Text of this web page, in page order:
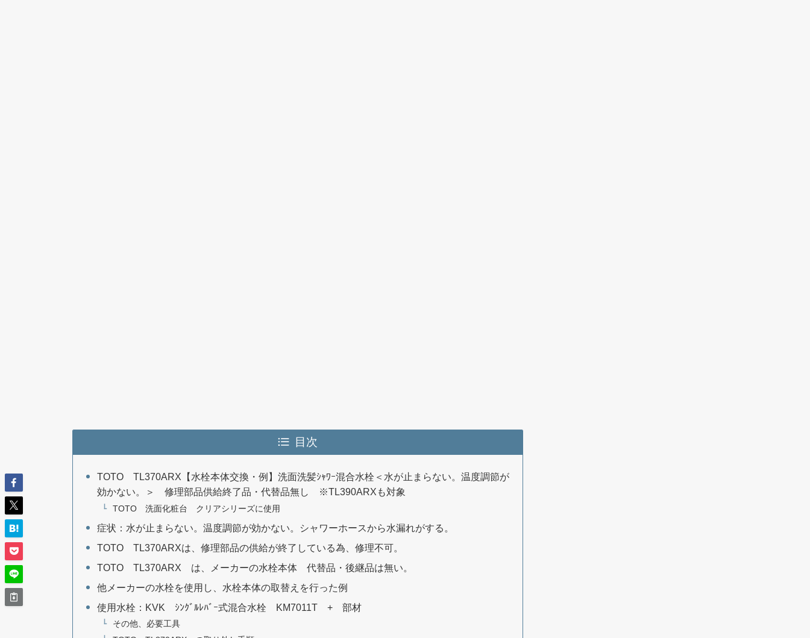
目次
TOTO TL370ARX【水栓本体交換・例】洗面洗髪ｼｬﾜｰ混合水栓＜水が止まらない。温度調節が
効かない。＞ 修理部品供給終了品・代替品無し ※TL390ARXも対象
TOTO 洗面化粧台 クリアシリーズに使用
症状：水が止まらない。温度調節が効かない。シャワーホースから水漏れがする。
TOTO TL370ARXは、修理部品の供給が終了している為、修理不可。
TOTO TL370ARX は、メーカーの水栓本体 代替品・後継品は無い。
他メーカーの水栓を使用し、水栓本体の取替えを行った例
使用水栓：KVK ｼﾝｸﾞﾙﾚﾊﾞｰ式混合水栓 KM7011T + 部材
その他、必要工具